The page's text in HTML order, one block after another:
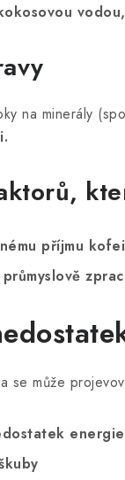
na minerály
příjmu
se může
energie